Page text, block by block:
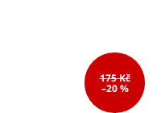
175 Kč
–20 %